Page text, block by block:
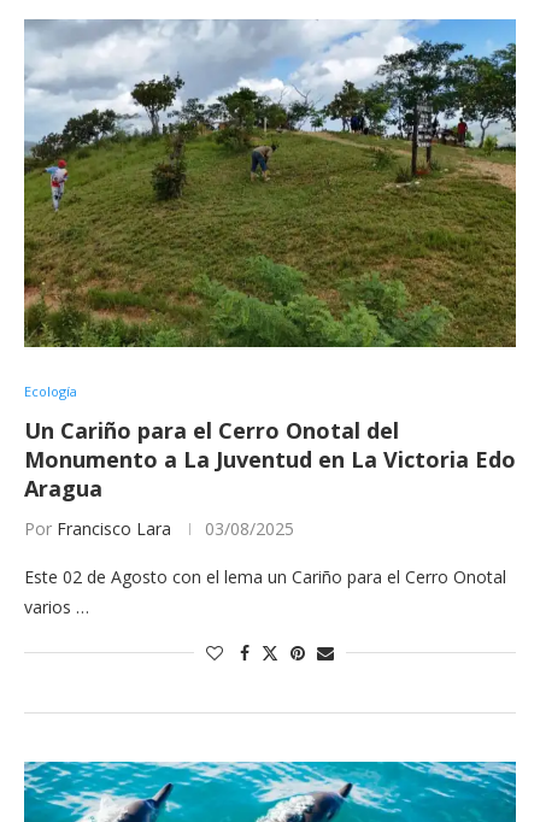
Ecología
Un Cariño para el Cerro Onotal del
Monumento a La Juventud en La Victoria Edo
Aragua
Por Francisco Lara 03/08/2025
Este 02 de Agosto con el lema un Cariño para el Cerro Onotal
varios …